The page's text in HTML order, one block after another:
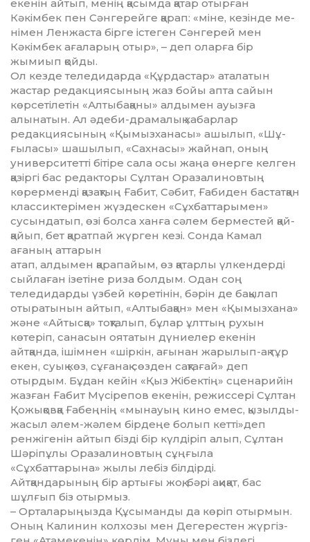
екенін айтып, менің қа­сым­да қа­тар отырған
Кәкімбек пен Сән­герейге қарап: «міне, кезінде ме­
ні­­мен Ленжаста бірге істеген Сәнгерей мен
Кәкімбек ағаларың отыр», – деп оларға бір
жымиып қойды.
Ол кезде теледидарда «Құрдас­тар» аталатын
жастар редакциясы­ның жаз бойы апта сайын
көрсе­тіле­тін «Алтыбақаны» алдымен ауызға
алынатын. Ал әдеби-дра­малық хабарлар
редакция­сының «Қымызханасы» ашылып, «Шұ­
ғы­ласы» шашылып, «Сахнасы» жайнап, оның
университетті бі­тіре сала осы жаңа өнерге келген
қазіргі бас редакторы Сұлтан Ора­залиновтың
көрерменді қазақтың Ғабит, Сәбит, Ғабиден бастатқан
классиктерімен жүздескен «Сұх­бат­­тарымен»
сусындатып, өзі болса ханға сәлем берместей қай­
қайып, бет қаратпай жүрген кезі. Сонда Камал
ағаның аттарын
ат­ап, алдымен қарапайым, өз қа­тар­лы үлкендерді
сыйлаған ізе­тіне риза болдым. Одан соң
теледидарды үзбей көретінін, бәрін де ба­қы­лап
отыратынын айтып, «Ал­ты­бақан» мен «Қымызхана»
және «Айтысқа» тоқталып, бұлар ұлт­тың рухын
көтеріп, санасын оятатын дүниелер екенін
айтқанда, ішім­нен «шіркін, ағынан жары­лып-ақ тұр
екен, суық көз, сұғанақ сөзден сақтағай» деп
отырдым. Бұдан кейін «Қыз Жібектің» сце­нарийін
жазған Ғабит Мүсірепов екенін, режиссері Сұлтан
Қожы­қов­қа Ғабеңнің «мынауың кино емес, қызылды-
жасыл әлем-жәлем бірдеңе болып кетті»деп
ренжіге­нін айтып бізді бір күлдіріп алып, Сұлтан
Шәріпұлы Оразалиновтың сұңғыла
«Сұхбаттарына» жылы лебіз білдірді.
Айтқандарының бір артығы жоқ, бәрі ақиқат, бас
шұлғып біз отырмыз.
– Орталарыңызда Құсыманды да көріп отырмын.
Оның Калинин колхозы мен Дегерестен жүр­гіз­